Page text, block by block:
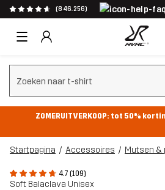
(846.256)
Zoeken wissen
ZOMERUITVERKOOP: tot 50%
Startpagina Accessoires Mutsen &
4.7 (109)
Soft Balaclava Unisex